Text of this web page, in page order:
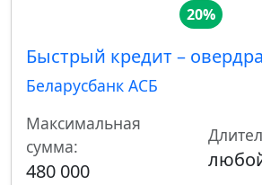
20%
Быстрый кредит –
Беларусбанк АСБ
Максимальная
сумма:
480 000